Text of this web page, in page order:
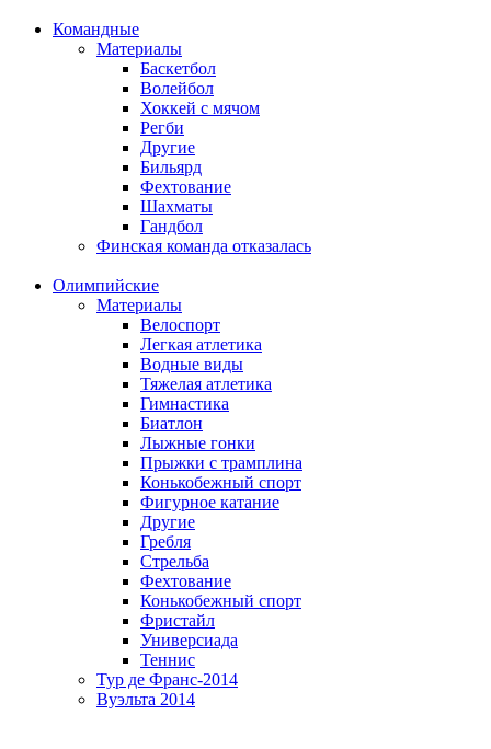
Командные
Материалы
Баскетбол
Волейбол
Хоккей с мячом
Регби
Другие
Бильярд
Фехтование
Шахматы
Гандбол
Финская команда отказалась
Олимпийские
Материалы
Велоспорт
Легкая атлетика
Водные виды
Тяжелая атлетика
Гимнастика
Биатлон
Лыжные гонки
Прыжки с трамплина
Конькобежный спорт
Фигурное катание
Другие
Гребля
Стрельба
Фехтование
Конькобежный спорт
Фристайл
Универсиада
Теннис
Тур де Франс-2014
Вуэльта 2014